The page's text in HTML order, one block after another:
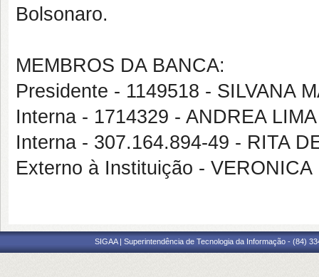
Bolsonaro.
MEMBROS DA BANCA:
Presidente - 1149518 - SILVANA
Interna - 1714329 - ANDREA
Interna - 307.164.894-49 - RITA
Externo à Instituição - VERONICA
SIGAA | Superintendência de Tecnologia da Informação - (84)